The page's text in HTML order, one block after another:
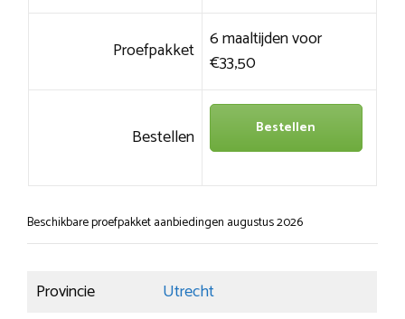
Proefpakket 6 maaltijden voor
€33,50
Bestellen Bestellen
Beschikbare proefpakket aanbiedingen augustus 2026
Provincie
Utrecht